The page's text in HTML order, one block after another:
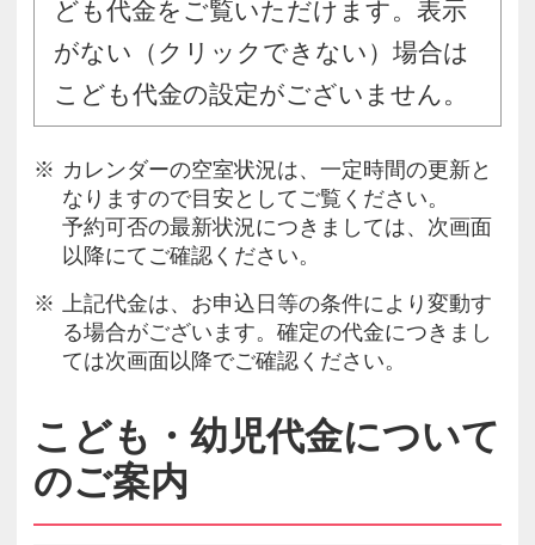
ども代金をご覧いただけます。表示
がない（クリックできない）場合は
こども代金の設定がございません。
カレンダーの空室状況は、一定時間の更新と
なりますので目安としてご覧ください。
予約可否の最新状況につきましては、次画面
以降にてご確認ください。
上記代金は、お申込日等の条件により変動す
る場合がございます。確定の代金につきまし
ては次画面以降でご確認ください。
こども・幼児代金について
のご案内